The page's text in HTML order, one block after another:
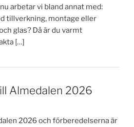
arbetar vi bland annat med:
tillverkning, montage eller
glas? Då är du varmt
[…]
Almedalen 2026
2026 och förberedelserna är